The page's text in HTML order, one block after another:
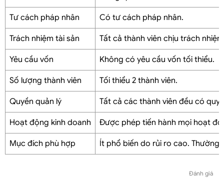
Tư cách pháp nhân Có tư cách pháp nhân.
Trách nhiệm tài sản Tất cả thành viên chịu trách
Yêu cầu vốn Không có yêu cầu vốn tối thiểu.
Số lượng thành viên Tối thiểu 2 thành viên.
Quyền quản lý Tất cả các thành viên đều có
Hoạt động kinh doanh Được phép tiến hành mọi hoạt
Mục đích phù hợp Ít phổ biến do rủi ro cao.
Đánh giá